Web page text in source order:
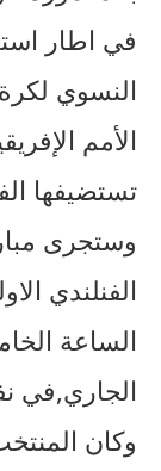
في اطار
النسوي
الأمم
تستضيفها
وستجرى
الجاري,في
وكان